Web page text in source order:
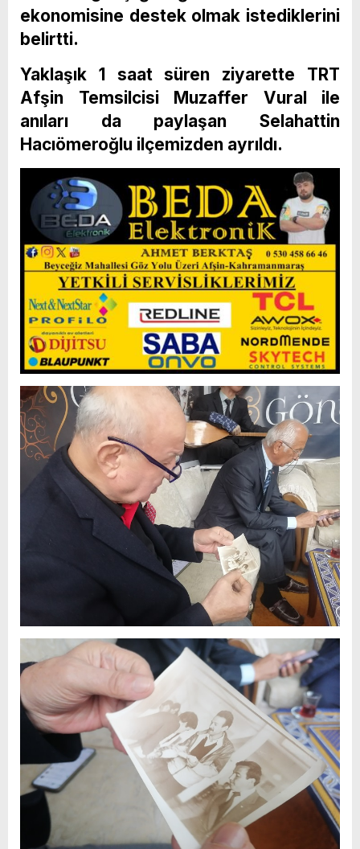
ekonomisine destek olmak istediklerini
belirtti.
Yaklaşık 1 saat süren ziyarette TRT
Afşin Temsilcisi Muzaffer Vural ile
anıları da paylaşan Selahattin
Hacıömeroğlu ilçemizden ayrıldı.